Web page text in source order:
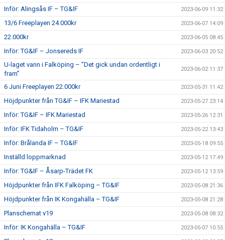
Inför: Alingsås IF – TG&IF 2023-06-09 11:32
13/6 Freeplayen 24.000kr 2023-06-07 14:09
22.000kr 2023-06-05 08:45
Inför: TG&IF – Jonsereds IF 2023-06-03 20:52
U-laget vann i Falköping – ”Det gick undan ordentligt i
fram”
2023-06-02 11:37
6 Juni Freeplayen 22.000kr 2023-05-31 11:42
Höjdpunkter från TG&IF – IFK Mariestad 2023-05-27 23:14
Inför: TG&IF – IFK Mariestad 2023-05-26 12:31
Inför: IFK Tidaholm – TG&IF 2023-05-22 13:43
Inför: Brålanda IF – TG&IF 2023-05-18 09:55
Inställd loppmarknad 2023-05-12 17:49
Inför: TG&IF – Åsarp-Trädet FK 2023-05-12 13:59
Höjdpunkter från IFK Falköping – TG&IF 2023-05-08 21:36
Höjdpunkter från IK Kongahälla – TG&IF 2023-05-08 21:28
Planschemat v19 2023-05-08 08:32
Inför: IK Kongahälla – TG&IF 2023-05-07 10:55